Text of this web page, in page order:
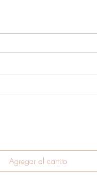
Agregar al carrito